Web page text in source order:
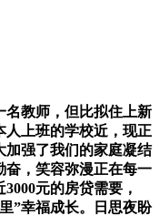
教师，但比拟住上新
人上班的学校近，现正
加强了我们的家庭凝结
奋，笑容弥漫正在每一
元的房贷需要，
”幸福成长。日思夜盼